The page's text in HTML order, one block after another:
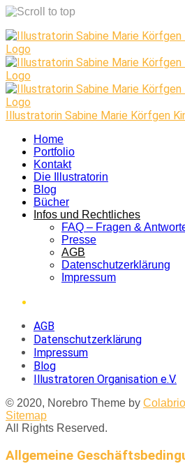
Skip
to
content
Illustratorin Sabine Marie Körfgen
Home
Portfolio
Kontakt
Die Illustratorin
Blog
Bücher
Infos und Rechtliches
FAQ – Fragen &
Presse
AGB
Datenschutzerklärung
Impressum
AGB
Datenschutzerklärung
Impressum
Blog
Illustratoren Organisation e.V.
© 2020, Norebro Theme by Colabrio
Sitemap
All Rights Reserved.
Allgemeine